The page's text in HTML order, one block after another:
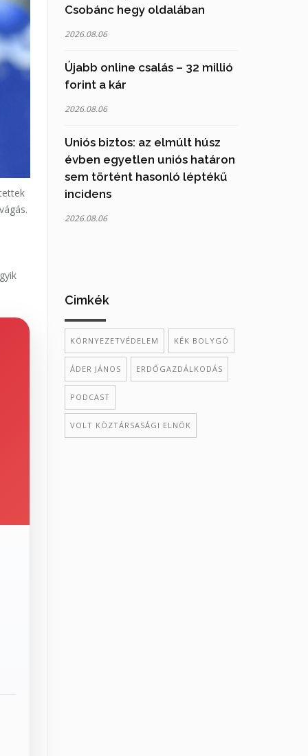
Csobánc hegy oldalában
2026.08.06
Újabb online csalás – 32 millió
forint a kár
2026.08.06
Uniós biztos: az elmúlt húsz
évben egyetlen uniós határon
sem történt hasonló léptékű
incidens
2026.08.06
Cimkék
KÖRNYEZETVÉDELEM KÉK BOLYGÓ
ÁDER JÁNOS ERDŐGAZDÁLKODÁS
PODCAST
VOLT KÖZTÁRSASÁGI ELNÖK